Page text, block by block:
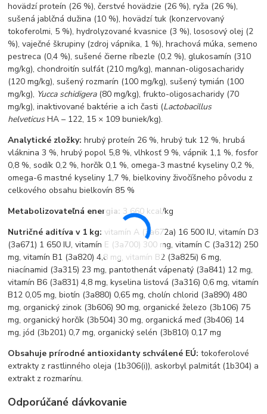
hovädzí proteín (26 %), čerstvé hovädzie (26 %), ryža (26 %),
sušená jablčná dužina (10 %), hovädzí tuk (konzervovaný
tokoferolmi, 5 %), hydrolyzované kvasnice (3 %), lososový olej (2
%), vaječné škrupiny (zdroj vápnika, 1 %), hrachová múka, semeno
pestreca (0,4 %), sušené čierne ríbezle (0,2 %), glukosamín (310
mg/kg), chondroitín sulfát (210 mg/kg), mannan-oligosacharidy
(120 mg/kg), sušený rozmarín (100 mg/kg), sušený tymián (100
mg/kg), Yucca schidigera(80 mg/kg), frukto-oligosacharidy (70
mg/kg), inaktivované baktérie a ich časti (Lactobacillus
helveticus HA – 122, 15 × 109 buniek/kg).
Analytické zložky: hrubý proteín 26 %, hrubý tuk 12 %, hrubá
vláknina 3 %, hrubý popol 5,8 %, vlhkosť 9 %, vápnik 1,1 %, fosfor
0,8 %, sodík 0,2 %, horčík 0,1 %, omega-3 mastné kyseliny 0,2 %,
omega-6 mastné kyseliny 1,7 %, bielkoviny živočíšneho pôvodu z
celkového obsahu bielkovín 85 %
Metabolizovateľná energia: 3 660 kcal/kg
Nutričné aditíva v 1 kg: vitamín A (3a672a) 16 500 IU, vitamín D3
(3a671) 1 650 IU, vitamín E (3a700) 300 mg, vitamín C (3a312) 250
mg, vitamín B1 (3a820) 4,8 mg, vitamín B2 (3a825i) 6 mg,
niacínamid (3a315) 23 mg, pantothenát vápenatý (3a841) 12 mg,
vitamín B6 (3a831) 4,8 mg, kyselina listová (3a316) 0,6 mg, vitamín
B12 0,05 mg, biotín (3a880) 0,65 mg, cholín chlorid (3a890) 480
mg, organický zinok (3b606) 90 mg, organické železo (3b106) 75
mg, organický horčík (3b504) 30 mg, organická meď (3b406) 14
mg, jód (3b201) 0,7 mg, organický selén (3b810) 0,17 mg
Obsahuje prírodné antioxidanty schválené EÚ: tokoferolové
extrakty z rastlinného oleja (1b306(i)), askorbyl palmitát (1b304) a
extrakt z rozmarínu.
Odporúčané dávkovanie